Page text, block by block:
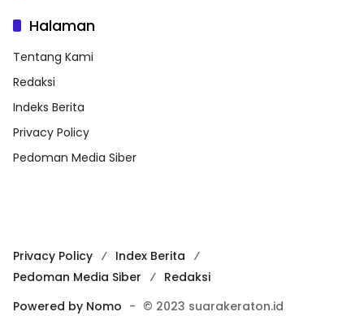
Halaman
Tentang Kami
Redaksi
Indeks Berita
Privacy Policy
Pedoman Media Siber
Privacy Policy
Index Berita
Pedoman Media Siber
Redaksi
Powered by Nomo - © 2023 suarakeraton.id